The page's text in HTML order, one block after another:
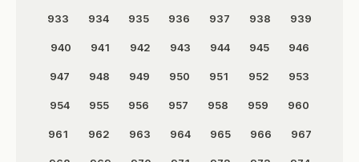
933 934 935 936 937 938 939
940 941 942 943 944 945 946
947 948 949 950 951 952 953
954 955 956 957 958 959 960
961 962 963 964 965 966 967